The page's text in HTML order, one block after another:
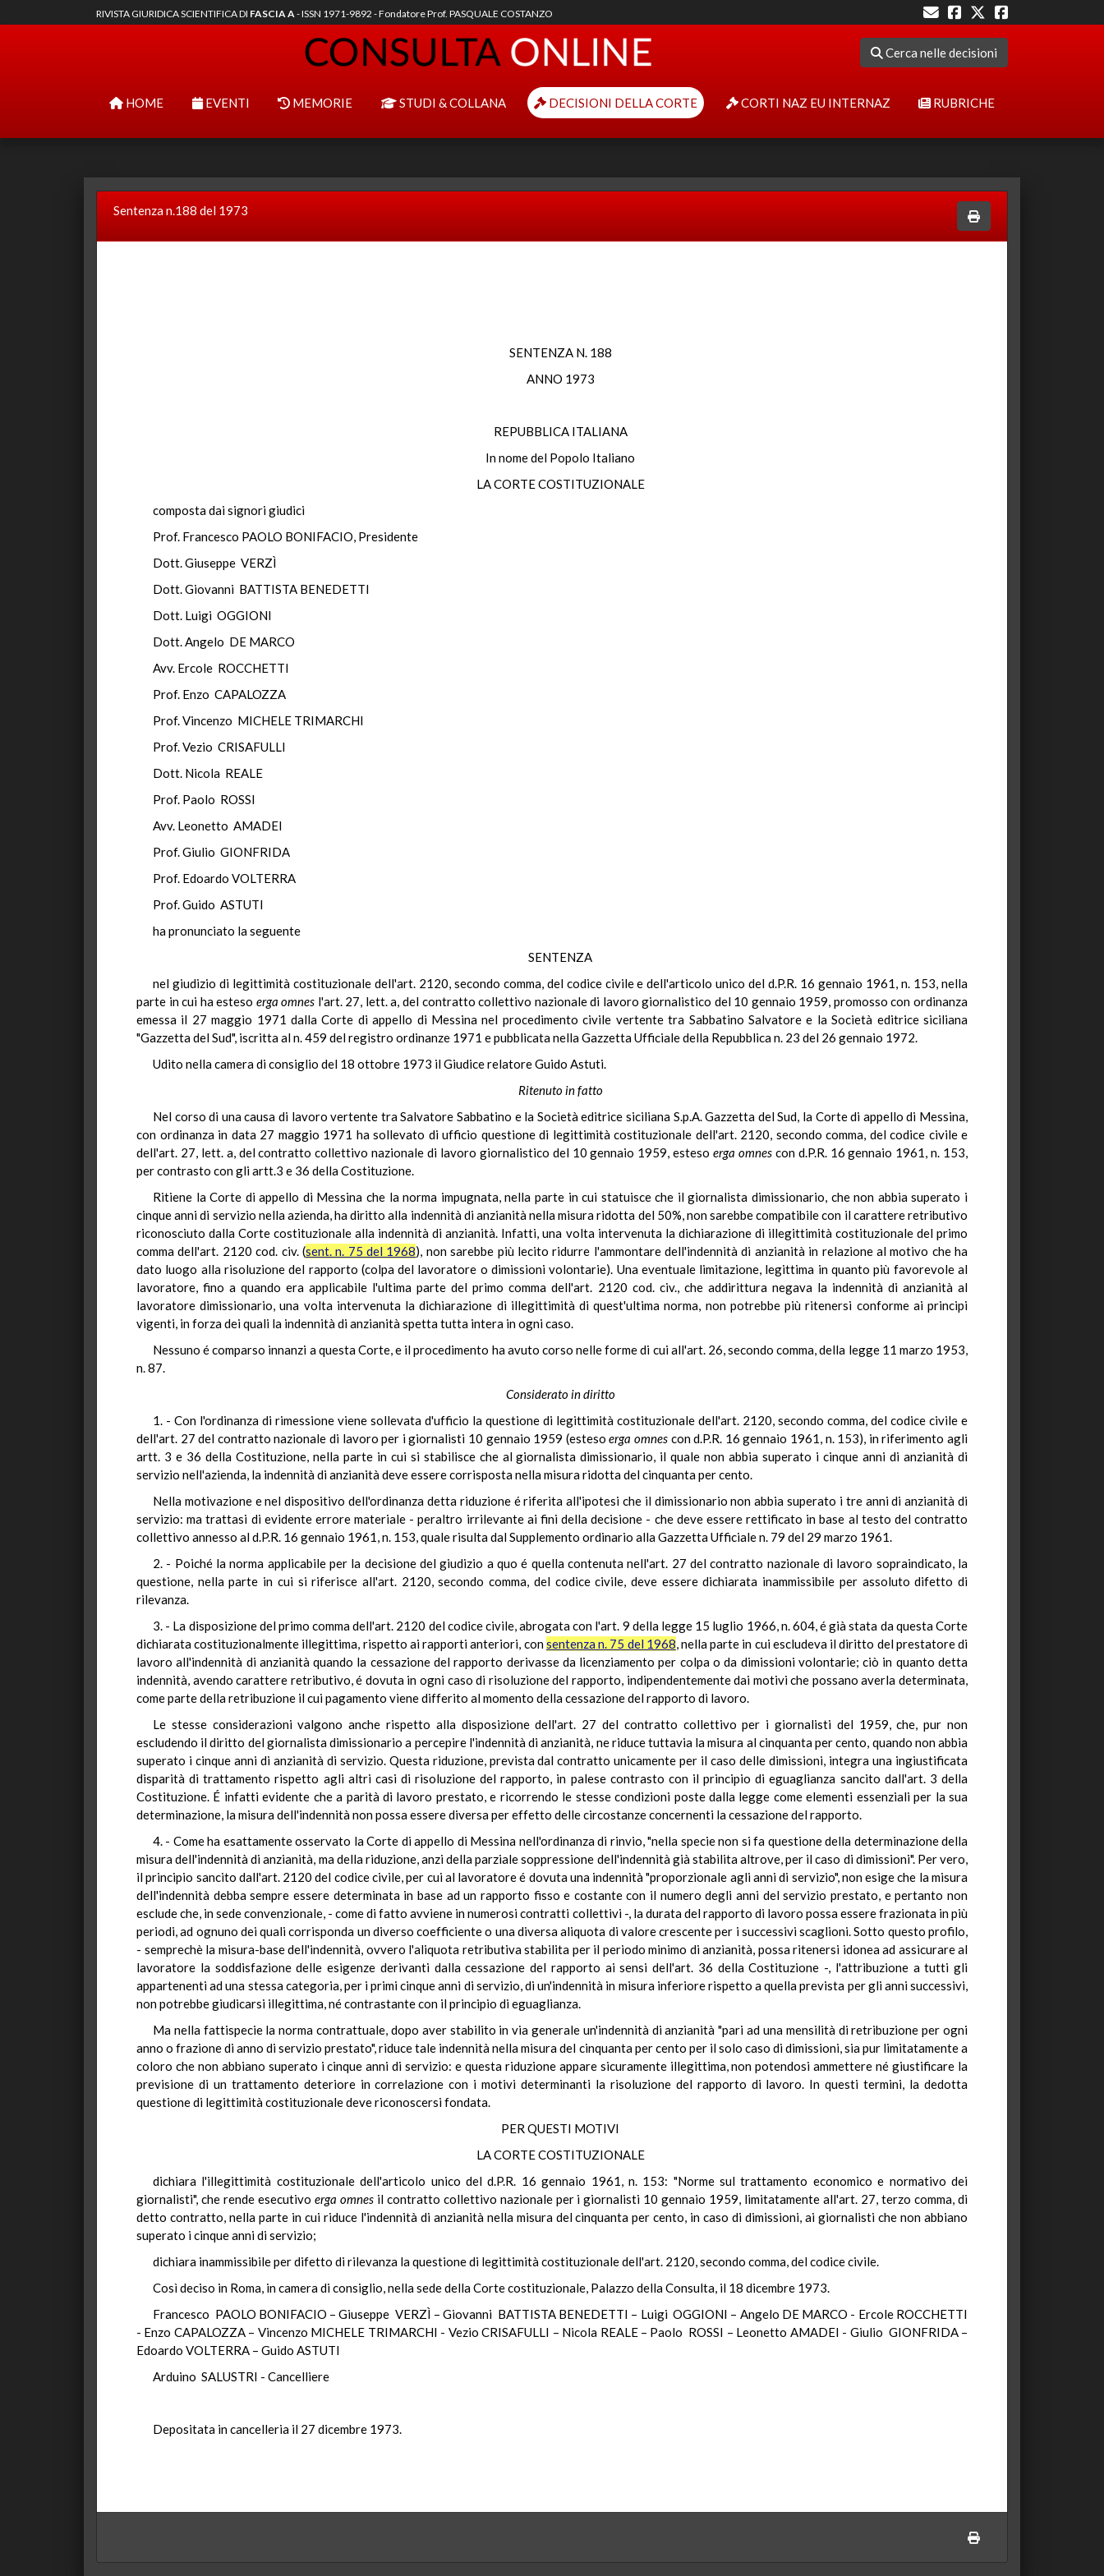
RIVISTA GIURIDICA SCIENTIFICA DI FASCIA A- ISSN 1971-9892 - Fondatore Prof. PASQUALE COSTANZO
Cerca nelle decisioni
HOME EVENTI MEMORIE STUDI & COLLANA DECISIONI DELLA CORTE CORTI NAZ EU INTERNAZ RUBRICHE
Sentenza n.188 del 1973
SENTENZA N. 188
ANNO 1973
REPUBBLICA ITALIANA
In nome del Popolo Italiano
LA CORTE COSTITUZIONALE
composta dai signori giudici
Prof. Francesco PAOLO BONIFACIO, Presidente
Dott. Giuseppe VERZÌ
Dott. Giovanni BATTISTA BENEDETTI
Dott. Luigi OGGIONI
Dott. Angelo DE MARCO
Avv. Ercole ROCCHETTI
Prof. Enzo CAPALOZZA
Prof. Vincenzo MICHELE TRIMARCHI
Prof. Vezio CRISAFULLI
Dott. Nicola REALE
Prof. Paolo ROSSI
Avv. Leonetto AMADEI
Prof. Giulio GIONFRIDA
Prof. Edoardo VOLTERRA
Prof. Guido ASTUTI
ha pronunciato la seguente
SENTENZA
nel giudizio di legittimità costituzionale dell'art. 2120, secondo comma, del codice civile e dell'articolo unico del d.P.R. 16 gennaio 1961, n. 153, nella
parte in cui ha esteso erga omnes l'art. 27, lett. a, del contratto collettivo nazionale di lavoro giornalistico del 10 gennaio 1959, promosso con ordinanza
emessa il 27 maggio 1971 dalla Corte di appello di Messina nel procedimento civile vertente tra Sabbatino Salvatore e la Società editrice siciliana
"Gazzetta del Sud", iscritta al n. 459 del registro ordinanze 1971 e pubblicata nella Gazzetta Ufficiale della Repubblica n. 23 del 26 gennaio 1972.
Udito nella camera di consiglio del 18 ottobre 1973 il Giudice relatore Guido Astuti.
Ritenuto in fatto
Nel corso di una causa di lavoro vertente tra Salvatore Sabbatino e la Società editrice siciliana S.p.A. Gazzetta del Sud, la Corte di appello di Messina,
con ordinanza in data 27 maggio 1971 ha sollevato di ufficio questione di legittimità costituzionale dell'art. 2120, secondo comma, del codice civile e
dell'art. 27, lett. a, del contratto collettivo nazionale di lavoro giornalistico del 10 gennaio 1959, esteso erga omnescon d.P.R. 16 gennaio 1961, n. 153,
per contrasto con gli artt.3 e 36 della Costituzione.
Ritiene la Corte di appello di Messina che la norma impugnata, nella parte in cui statuisce che il giornalista dimissionario, che non abbia superato i
cinque anni di servizio nella azienda, ha diritto alla indennità di anzianità nella misura ridotta del 50%, non sarebbe compatibile con il carattere retributivo
riconosciuto dalla Corte costituzionale alla indennità di anzianità. Infatti, una volta intervenuta la dichiarazione di illegittimità costituzionale del primo
comma dell'art. 2120 cod. civ. (sent. n. 75 del 1968), non sarebbe più lecito ridurre l'ammontare dell'indennità di anzianità in relazione al motivo che ha
dato luogo alla risoluzione del rapporto (colpa del lavoratore o dimissioni volontarie). Una eventuale limitazione, legittima in quanto più favorevole al
lavoratore, fino a quando era applicabile l'ultima parte del primo comma dell'art. 2120 cod. civ., che addirittura negava la indennità di anzianità al
lavoratore dimissionario, una volta intervenuta la dichiarazione di illegittimità di quest'ultima norma, non potrebbe più ritenersi conforme ai principi
vigenti, in forza dei quali la indennità di anzianità spetta tutta intera in ogni caso.
Nessuno é comparso innanzi a questa Corte, e il procedimento ha avuto corso nelle forme di cui all'art. 26, secondo comma, della legge 11 marzo 1953,
n. 87.
Considerato in diritto
1. - Con l'ordinanza di rimessione viene sollevata d'ufficio la questione di legittimità costituzionale dell'art. 2120, secondo comma, del codice civile e
dell'art. 27 del contratto nazionale di lavoro per i giornalisti 10 gennaio 1959 (estesoerga omnes con d.P.R. 16 gennaio 1961, n. 153), in riferimento agli
artt. 3 e 36 della Costituzione, nella parte in cui si stabilisce che al giornalista dimissionario, il quale non abbia superato i cinque anni di anzianità di
servizio nell'azienda, la indennità di anzianità deve essere corrisposta nella misura ridotta del cinquanta per cento.
Nella motivazione e nel dispositivo dell'ordinanza detta riduzione é riferita all'ipotesi che il dimissionario non abbia superato i tre anni di anzianità di
servizio: ma trattasi di evidente errore materiale - peraltro irrilevante ai fini della decisione - che deve essere rettificato in base al testo del contratto
collettivo annesso al d.P.R. 16 gennaio 1961, n. 153, quale risulta dal Supplemento ordinario alla Gazzetta Ufficiale n. 79 del 29 marzo 1961.
2. - Poiché la norma applicabile per la decisione del giudizio a quo é quella contenuta nell'art. 27 del contratto nazionale di lavoro sopraindicato, la
questione, nella parte in cui si riferisce all'art. 2120, secondo comma, del codice civile, deve essere dichiarata inammissibile per assoluto difetto di
rilevanza.
3. - La disposizione del primo comma dell'art. 2120 del codice civile, abrogata con l'art. 9 della legge 15 luglio 1966, n. 604, é già stata da questa Corte
dichiarata costituzionalmente illegittima, rispetto ai rapporti anteriori, consentenza n. 75 del 1968, nella parte in cui escludeva il diritto del prestatore di
lavoro all'indennità di anzianità quando la cessazione del rapporto derivasse da licenziamento per colpa o da dimissioni volontarie; ciò in quanto detta
indennità, avendo carattere retributivo, é dovuta in ogni caso di risoluzione del rapporto, indipendentemente dai motivi che possano averla determinata,
come parte della retribuzione il cui pagamento viene differito al momento della cessazione del rapporto di lavoro.
Le stesse considerazioni valgono anche rispetto alla disposizione dell'art. 27 del contratto collettivo per i giornalisti del 1959, che, pur non
escludendo il diritto del giornalista dimissionario a percepire l'indennità di anzianità, ne riduce tuttavia la misura al cinquanta per cento, quando non abbia
superato i cinque anni di anzianità di servizio. Questa riduzione, prevista dal contratto unicamente per il caso delle dimissioni, integra una ingiustificata
disparità di trattamento rispetto agli altri casi di risoluzione del rapporto, in palese contrasto con il principio di eguaglianza sancito dall'art. 3 della
Costituzione. É infatti evidente che a parità di lavoro prestato, e ricorrendo le stesse condizioni poste dalla legge come elementi essenziali per la sua
determinazione, la misura dell'indennità non possa essere diversa per effetto delle circostanze concernenti la cessazione del rapporto.
4. - Come ha esattamente osservato la Corte di appello di Messina nell'ordinanza di rinvio, "nella specie non si fa questione della determinazione della
misura dell'indennità di anzianità, ma della riduzione, anzi della parziale soppressione dell'indennità già stabilita altrove, per il caso di dimissioni". Per vero,
il principio sancito dall'art. 2120 del codice civile, per cui al lavoratore é dovuta una indennità "proporzionale agli anni di servizio", non esige che la misura
dell'indennità debba sempre essere determinata in base ad un rapporto fisso e costante con il numero degli anni del servizio prestato, e pertanto non
esclude che, in sede convenzionale, - come di fatto avviene in numerosi contratti collettivi -, la durata del rapporto di lavoro possa essere frazionata in più
periodi, ad ognuno dei quali corrisponda un diverso coefficiente o una diversa aliquota di valore crescente per i successivi scaglioni. Sotto questo profilo,
- semprechè la misura-base dell'indennità, ovvero l'aliquota retributiva stabilita per il periodo minimo di anzianità, possa ritenersi idonea ad assicurare al
lavoratore la soddisfazione delle esigenze derivanti dalla cessazione del rapporto ai sensi dell'art. 36 della Costituzione -, l'attribuzione a tutti gli
appartenenti ad una stessa categoria, per i primi cinque anni di servizio, di un'indennità in misura inferiore rispetto a quella prevista per gli anni successivi,
non potrebbe giudicarsi illegittima, né contrastante con il principio di eguaglianza.
Ma nella fattispecie la norma contrattuale, dopo aver stabilito in via generale un'indennità di anzianità "pari ad una mensilità di retribuzione per ogni
anno o frazione di anno di servizio prestato", riduce tale indennità nella misura del cinquanta per cento per il solo caso di dimissioni, sia pur limitatamente a
coloro che non abbiano superato i cinque anni di servizio: e questa riduzione appare sicuramente illegittima, non potendosi ammettere né giustificare la
previsione di un trattamento deteriore in correlazione con i motivi determinanti la risoluzione del rapporto di lavoro. In questi termini, la dedotta
questione di legittimità costituzionale deve riconoscersi fondata.
PER QUESTI MOTIVI
LA CORTE COSTITUZIONALE
dichiara l'illegittimità costituzionale dell'articolo unico del d.P.R. 16 gennaio 1961, n. 153: "Norme sul trattamento economico e normativo dei
giornalisti", che rende esecutivo erga omnesil contratto collettivo nazionale per i giornalisti 10 gennaio 1959, limitatamente all'art. 27, terzo comma, di
detto contratto, nella parte in cui riduce l'indennità di anzianità nella misura del cinquanta per cento, in caso di dimissioni, ai giornalisti che non abbiano
superato i cinque anni di servizio;
dichiara inammissibile per difetto di rilevanza la questione di legittimità costituzionale dell'art. 2120, secondo comma, del codice civile.
Così deciso in Roma, in camera di consiglio, nella sede della Corte costituzionale, Palazzo della Consulta, il 18 dicembre 1973.
Francesco PAOLO BONIFACIO – Giuseppe VERZÌ – Giovanni BATTISTA BENEDETTI – Luigi OGGIONI – Angelo DE MARCO - Ercole ROCCHETTI
- Enzo CAPALOZZA – Vincenzo MICHELE TRIMARCHI - Vezio CRISAFULLI – Nicola REALE – Paolo ROSSI – Leonetto AMADEI - Giulio GIONFRIDA –
Edoardo VOLTERRA – Guido ASTUTI
Arduino SALUSTRI - Cancelliere
Depositata in cancelleria il 27 dicembre 1973.